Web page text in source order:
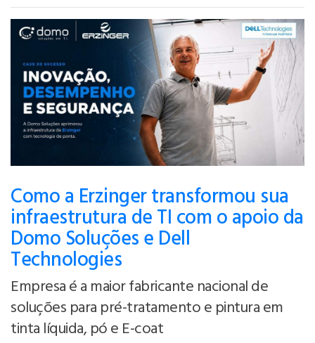
Como a Erzinger transformou sua
infraestrutura de TI com o apoio da
Domo Soluções e Dell
Technologies
Empresa é a maior fabricante nacional de
soluções para pré-tratamento e pintura em
tinta líquida, pó e E-coat